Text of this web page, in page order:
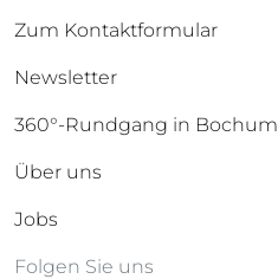
Zum Kontaktformular
Newsletter
360°-Rundgang in Bochum
Über uns
Jobs
Folgen Sie uns